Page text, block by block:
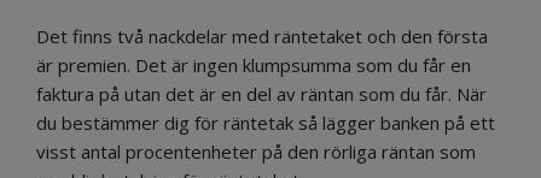
Det finns två nackdelar med räntetaket och den första
är premien. Det är ingen klumpsumma som du får en
faktura på utan det är en del av räntan som du får. När
du bestämmer dig för räntetak så lägger banken på ett
visst antal procentenheter på den rörliga räntan som